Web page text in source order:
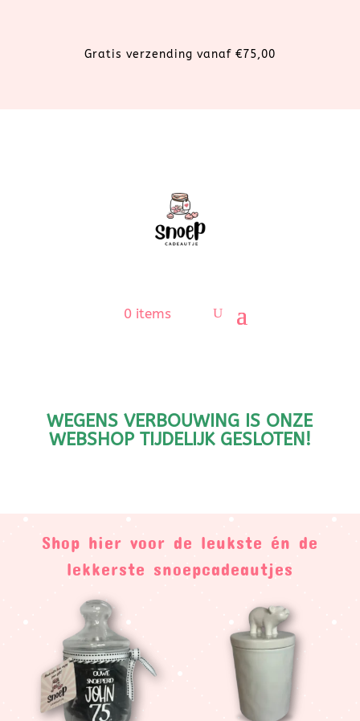
Gratis verzending vanaf €75,00
0 items
WEGENS VERBOUWING IS ONZE
WEBSHOP TIJDELIJK GESLOTEN!
Shop hier voor de leukste én de
lekkerste snoepcadeautjes